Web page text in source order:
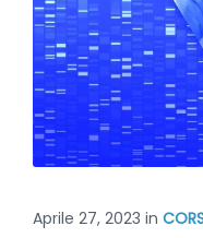
Aprile 27, 2023 in